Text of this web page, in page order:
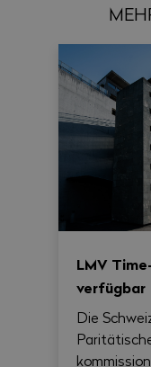
LMV
verfügbar
Die